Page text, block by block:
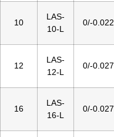
10
LAS-
10-L
0/-0.022
12
LAS-
12-L
0/-0.027
16
LAS-
16-L
0/-0.027